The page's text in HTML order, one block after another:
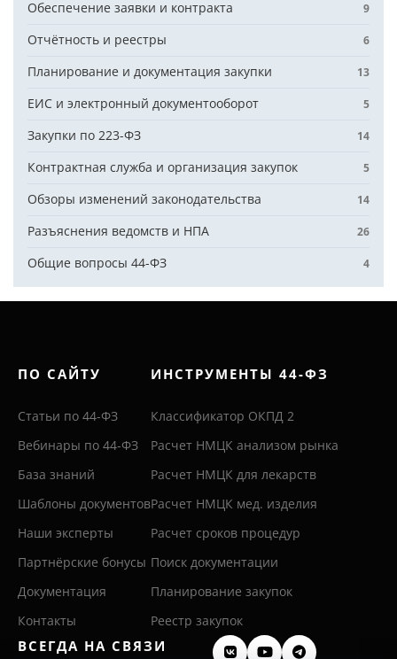
Обеспечение заявки и контракта 9
Отчётность и реестры 6
Планирование и документация закупки 13
ЕИС и электронный документооборот 5
Закупки по 223-ФЗ 14
Контрактная служба и организация закупок 5
Обзоры изменений законодательства 14
Разъяснения ведомств и НПА 26
Общие вопросы 44-ФЗ 4
ПО САЙТУ
Статьи по 44-ФЗ
Вебинары по 44-ФЗ
База знаний
Шаблоны документов
Наши эксперты
Партнёрские бонусы
Документация
Контакты
ИНСТРУМЕНТЫ 44-ФЗ
Классификатор ОКПД 2
Расчет НМЦК анализом рынка
Расчет НМЦК для лекарств
Расчет НМЦК мед. изделия
Расчет сроков процедур
Поиск документации
Планирование закупок
Реестр закупок
ВСЕГДА НА СВЯЗИ